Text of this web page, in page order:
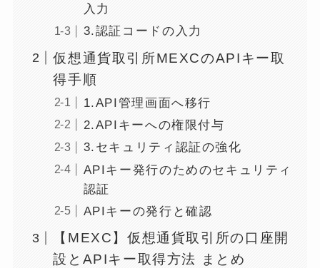
入力
3.認証コードの入力
仮想通貨取引所MEXCのAPIキー取
得手順
1.API管理画面へ移行
2.APIキーへの権限付与
3.セキュリティ認証の強化
APIキー発行のためのセキュリティ
認証
APIキーの発行と確認
【MEXC】仮想通貨取引所の口座開
設とAPIキー取得方法 まとめ